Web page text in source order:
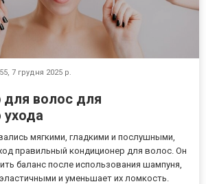
7 грудня 2025 р.
волос для
мягкими, гладкими и послушными,
правильный кондиционер для волос. Он
баланс после использования шампуня,
и уменьшает их ломкость.